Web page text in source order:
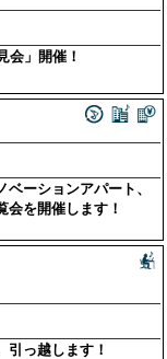
会」開催！
ベーションアパート、
会を開催します！
引っ越します！